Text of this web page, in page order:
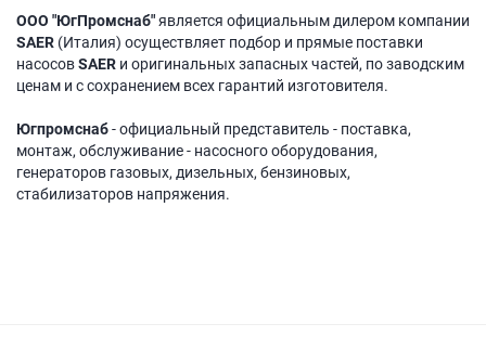
ООО "ЮгПромснаб"является официальным дилером компании
SAER (Италия) осуществляет подбор и прямые поставки
насосовSAER и оригинальных запасных частей, по заводским
ценам и с сохранением всех гарантий изготовителя.
Югпромснаб- официальный представитель - поставка,
монтаж, обслуживание - насосного оборудования,
генераторов газовых, дизельных, бензиновых,
стабилизаторов напряжения.